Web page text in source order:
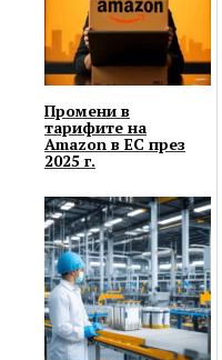
Промени в
тарифите на
Amazon в ЕС през
2025 г.